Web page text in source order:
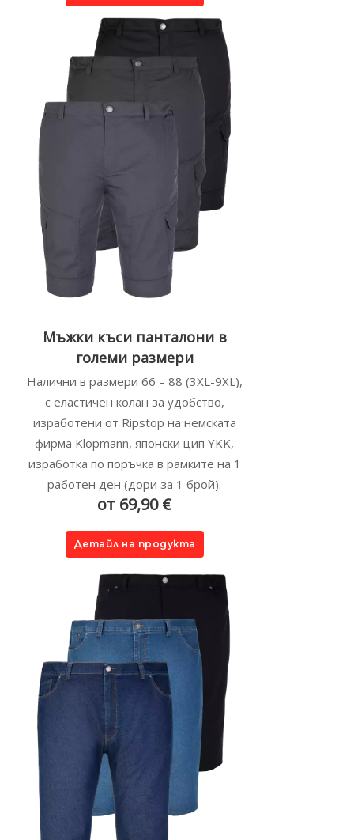
Мъжки къси панталони в
големи размери
Налични в размери 66 – 88 (3XL-9XL),
с еластичен колан за удобство,
изработени от Ripstop на немската
фирма Klopmann, японски цип YKK,
изработка по поръчка в рамките на 1
работен ден (дори за 1 брой).
от 69,90 €
Детайл на продукта